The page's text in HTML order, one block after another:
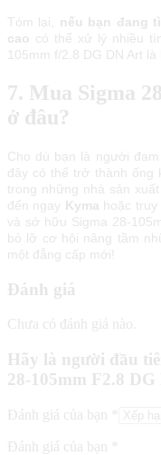
Tóm lại, nếu bạn đang
cao có thể xử lý nhiều
105mm f/2.8 DG DN Art
7. Mua Sigma
ở đâu?
Cho dù bạn là người
đây có thể trở thành ống
trong những nhà sản
đến ngay Kyma hoặc truy
và sở hữu Sigma 28-
bỏ lỡ cơ hội nâng tầm
một đẳng cấp mới!
Đánh giá
Chưa có đánh giá nào.
Hãy là người đầu
28-105mm F2.8
Đánh giá của bạn
Đánh giá của bạn